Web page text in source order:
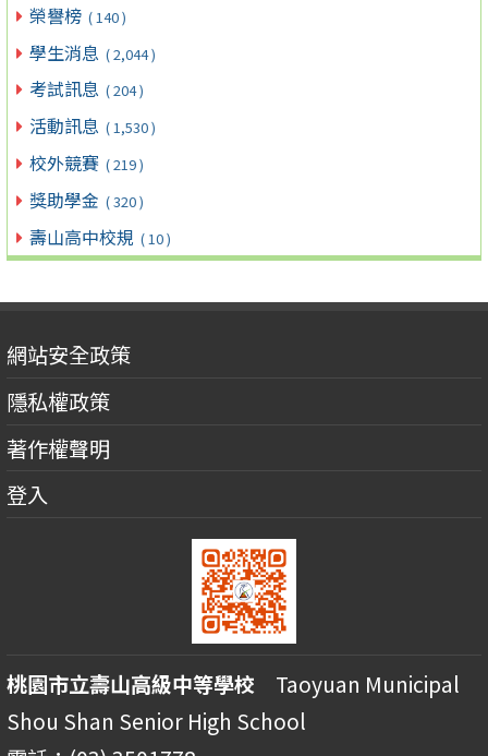
榮譽榜 ( 140 )
學生消息 ( 2,044 )
考試訊息 ( 204 )
活動訊息 ( 1,530 )
校外競賽 ( 219 )
獎助學金 ( 320 )
壽山高中校規 ( 10 )
網站安全政策
隱私權政策
著作權聲明
登入
桃園市立壽山高級中等學校 Taoyuan Municipal
Shou Shan Senior High School